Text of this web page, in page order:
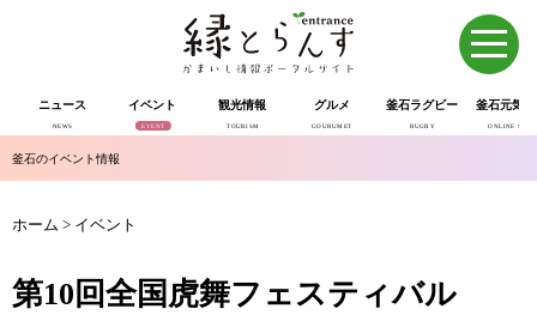
ニュース
NEWS
イベント
EVENT
観光情報
TOURISM
グルメ
GOURUMET
釜石ラグビー
RUGBY
釜石元気
ONLINE SHOP
釜石のイベント情報
ホーム > イベント
第10回全国虎舞フェスティバル